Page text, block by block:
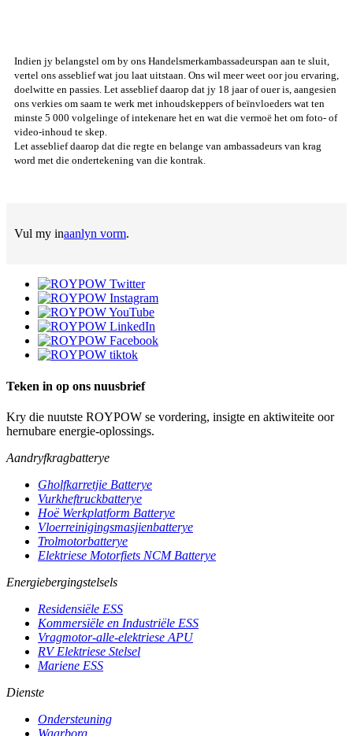
Indien jy belangstel om by ons Handelsmerkambassadeurspan aan te sluit,
vertel ons asseblief wat jou laat uitstaan. Ons wil meer weet oor jou ervaring,
doelwitte en passies. Let asseblief daarop dat jy 18 jaar of ouer is, aangesien
ons verkies om saam te werk met inhoudskeppers of beïnvloeders wat ten
minste 5 000 volgelinge of intekenare het en wat die vermoë het om foto- of
video-inhoud te skep.
Let asseblief daarop dat die regte en belange van ambassadeurs van krag
word met die ondertekening van die kontrak.
Vul my inaanlyn vorm.
Teken in op ons nuusbrief
Kry die nuutste ROYPOW se vordering, insigte en aktiwiteite oor
hernubare energie-oplossings.
Aandryfkragbatterye
Gholfkarretjie Batterye
Vurkheftruckbatterye
Hoë Werkplatform Batterye
Vloerreinigingsmasjienbatterye
Trolmotorbatterye
Elektriese Motorfiets NCM Batterye
Energiebergingstelsels
Residensiële ESS
Kommersiële en Industriële ESS
Vragmotor-alle-elektriese APU
RV Elektriese Stelsel
Mariene ESS
Dienste
Ondersteuning
Waarborg